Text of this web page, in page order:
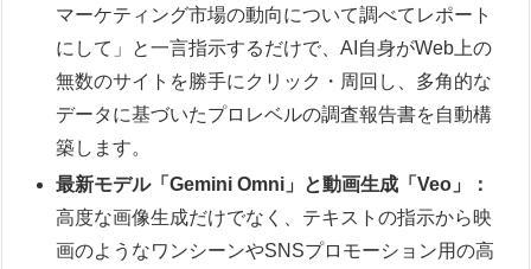
マーケティング市場の動向について調べてレポート
にして」と一言指示するだけで、AI自身がWeb上の
無数のサイトを勝手にクリック・周回し、多角的な
データに基づいたプロレベルの調査報告書を自動構
築します。
最新モデル「Gemini Omni」と動画生成「Veo」：
高度な画像生成だけでなく、テキストの指示から映
画のようなワンシーンやSNSプロモーション用の高